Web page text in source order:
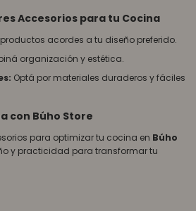
Accesorios para tu Cocina
productos acordes a tu diseño preferido.
organización y estética.
Optá por materiales duraderos y fáciles
con Búho Store
para optimizar tu cocina en Búho
y practicidad para transformar tu